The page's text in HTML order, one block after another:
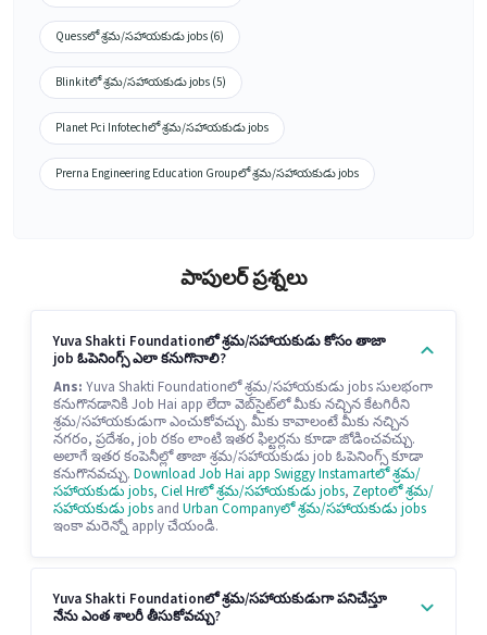
Quessలో శ్రమ/సహాయకుడు jobs (6)
Blinkitలో శ్రమ/సహాయకుడు jobs (5)
Planet Pci Infotechలో శ్రమ/సహాయకుడు jobs
Prerna Engineering Education Groupలో శ్రమ/సహాయకుడు jobs
పాపులర్ ప్రశ్నలు
Yuva Shakti Foundationలో శ్రమ/సహాయకుడు కోసం తాజా
job ఓపెనింగ్స్ ఎలా కనుగొనాలి?
Ans: Yuva Shakti Foundationలో శ్రమ/సహాయకుడు jobs సులభంగా
కనుగొనడానికి Job Hai app లేదా వెబ్‌సైట్‌లో మీకు నచ్చిన కేటగిరీని
శ్రమ/సహాయకుడుగా ఎంచుకోవచ్చు. మీకు కావాలంటే మీకు నచ్చిన
నగరం, ప్రదేశం, job రకం లాంటి ఇతర ఫిల్టర్లను కూడా జోడించవచ్చు.
అలాగే ఇతర కంపెనీల్లో తాజా శ్రమ/సహాయకుడు job ఓపెనింగ్స్ కూడా
కనుగొనవచ్చు. Download Job Hai app Swiggy Instamartలో శ్రమ/
సహాయకుడు jobs, Ciel Hrలో శ్రమ/సహాయకుడు jobs, Zeptoలో శ్రమ/
సహాయకుడు jobs and Urban Companyలో శ్రమ/సహాయకుడు jobs
ఇంకా మరెన్నో apply చేయండి.
Yuva Shakti Foundationలో శ్రమ/సహాయకుడుగా పనిచేస్తూ
నేను ఎంత శాలరీ తీసుకోవచ్చు?